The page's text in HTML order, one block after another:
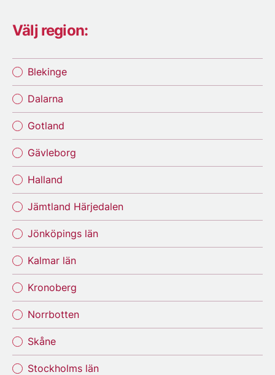
Välj region:
Blekinge
Dalarna
Gotland
Gävleborg
Halland
Jämtland Härjedalen
Jönköpings län
Kalmar län
Kronoberg
Norrbotten
Skåne
Stockholms län